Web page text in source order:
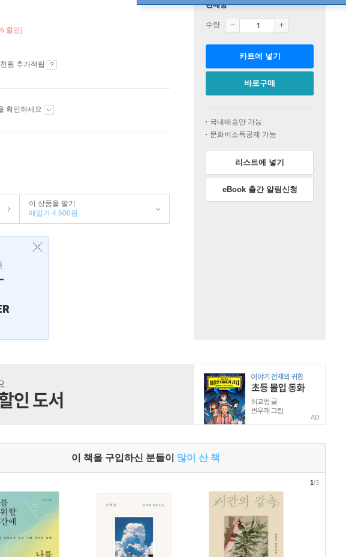
할인)
원 추가적립
확인하세요
이 상품을 팔기
매입가 4,600원
판매중
수량
카트에 넣기
바로구매
국내배송만 가능
문화비소득공제 가능
리스트에 넣기
eBook 출간 알림신청
AD
이 책을 구입하신 분들이 많이 산 책
1/3